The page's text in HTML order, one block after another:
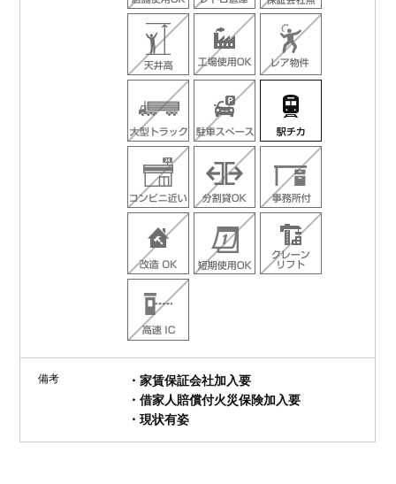
備考
・家賃保証会社加入要
・借家人賠償付火災保険加入要
・現状有姿